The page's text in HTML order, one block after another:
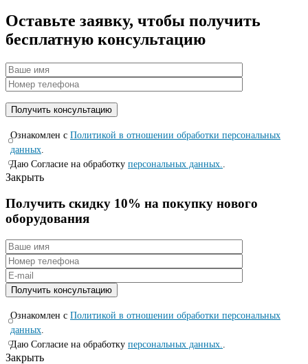
Оставьте заявку, чтобы получить
бесплатную консультацию
Ознакомлен с Политикой в отношении обработки персональных
данных
Даю Согласие на обработку персональных данных.
Закрыть
Получить скидку 10% на покупку нового
оборудования
Ознакомлен с Политикой в отношении обработки персональных
данных
Даю Согласие на обработку персональных данных.
Закрыть